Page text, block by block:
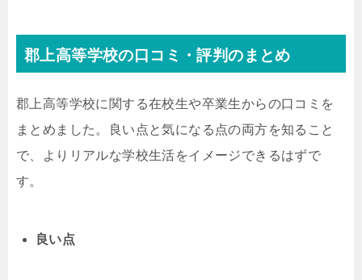
郡上高等学校の口コミ・評判のまとめ
郡上高等学校に関する在校生や卒業生からの口コミを
まとめました。良い点と気になる点の両方を知ること
で、よりリアルな学校生活をイメージできるはずで
す。
良い点